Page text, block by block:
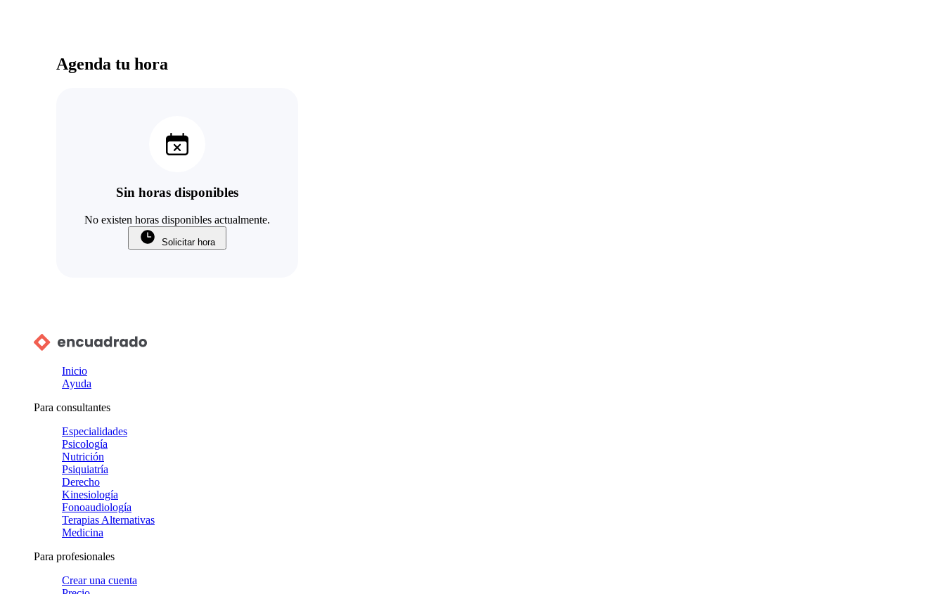
Agenda tu hora
Sin horas disponibles
No existen horas disponibles actualmente.
Solicitar hora
Inicio
Ayuda
Para consultantes
Especialidades
Psicología
Nutrición
Psiquiatría
Derecho
Kinesiología
Fonoaudiología
Terapias Alternativas
Medicina
Para profesionales
Crear una cuenta